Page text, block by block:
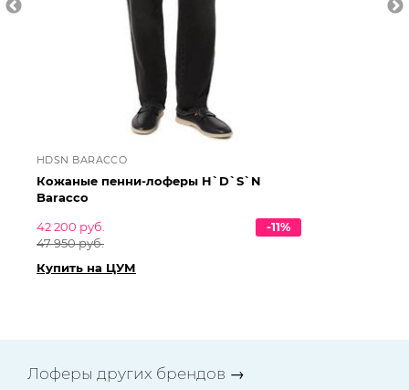
HDSN BARACCO
Кожаные пенни-лоферы H`D`S`N
Baracco
42 200 руб.
47 950 руб.
-11%
Купить на ЦУМ
Лоферы других брендов →